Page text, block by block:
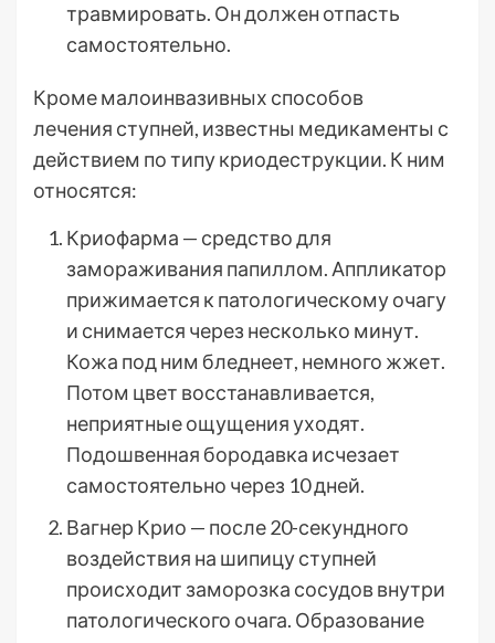
травмировать. Он должен отпасть
самостоятельно.
Кроме малоинвазивных способов
лечения ступней, известны медикаменты с
действием по типу криодеструкции. К ним
относятся:
Криофарма — средство для
замораживания папиллом. Аппликатор
прижимается к патологическому очагу
и снимается через несколько минут.
Кожа под ним бледнеет, немного жжет.
Потом цвет восстанавливается,
неприятные ощущения уходят.
Подошвенная бородавка исчезает
самостоятельно через 10 дней.
Вагнер Крио — после 20-секундного
воздействия на шипицу ступней
происходит заморозка сосудов внутри
патологического очага. Образование